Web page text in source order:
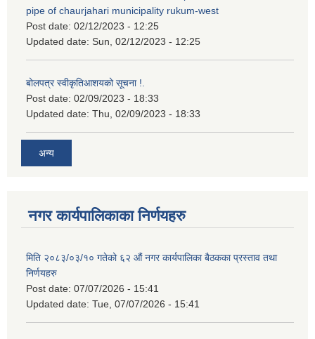
pipe of chaurjahari municipality rukum-west
Post date: 02/12/2023 - 12:25
Updated date: Sun, 02/12/2023 - 12:25
बोलपत्र स्वीकृतिआशयको सूचना !.
Post date: 02/09/2023 - 18:33
Updated date: Thu, 02/09/2023 - 18:33
अन्य
नगर कार्यपालिकाका निर्णयहरु
मिति २०८३/०३/१० गतेको ६२ औं नगर कार्यपालिका बैठकका प्रस्ताव तथा
निर्णयहरु
Post date: 07/07/2026 - 15:41
Updated date: Tue, 07/07/2026 - 15:41